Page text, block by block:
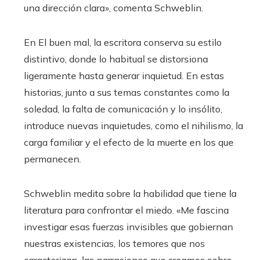
una dirección clara», comenta Schweblin.
En El buen mal, la escritora conserva su estilo
distintivo, donde lo habitual se distorsiona
ligeramente hasta generar inquietud. En estas
historias, junto a sus temas constantes como la
soledad, la falta de comunicación y lo insólito,
introduce nuevas inquietudes, como el nihilismo, la
carga familiar y el efecto de la muerte en los que
permanecen.
Schweblin medita sobre la habilidad que tiene la
literatura para confrontar el miedo. «Me fascina
investigar esas fuerzas invisibles que gobiernan
nuestras existencias, los temores que nos